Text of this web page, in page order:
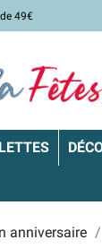
49€
anniversaire